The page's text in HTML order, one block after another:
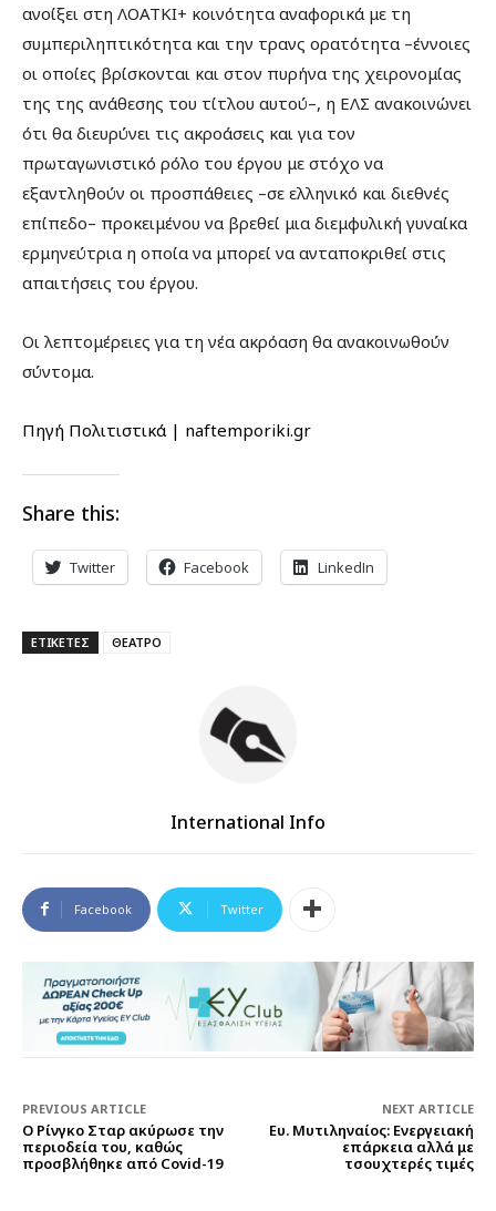
ανοίξει στη ΛΟΑΤΚΙ+ κοινότητα αναφορικά με τη
συμπεριληπτικότητα και την τρανς ορατότητα –έννοιες
οι οποίες βρίσκονται και στον πυρήνα της χειρονομίας
της της ανάθεσης του τίτλου αυτού–, η ΕΛΣ ανακοινώνει
ότι θα διευρύνει τις ακροάσεις και για τον
πρωταγωνιστικό ρόλο του έργου με στόχο να
εξαντληθούν οι προσπάθειες –σε ελληνικό και διεθνές
επίπεδο– προκειμένου να βρεθεί μια διεμφυλική γυναίκα
ερμηνεύτρια η οποία να μπορεί να ανταποκριθεί στις
απαιτήσεις του έργου.
Οι λεπτομέρειες για τη νέα ακρόαση θα ανακοινωθούν
σύντομα.
Πηγή Πολιτιστικά | naftemporiki.gr
Share this:
Twitter Facebook LinkedIn
ΕΤΙΚΕΤΕΣ ΘΕΑΤΡΟ
International Info
Facebook Twitter
PREVIOUS ARTICLE
Ο Ρίνγκο Σταρ ακύρωσε την
περιοδεία του, καθώς
προσβλήθηκε από Covid-19
NEXT ARTICLE
Ευ. Μυτιληναίος: Ενεργειακή
επάρκεια αλλά με
τσουχτερές τιμές